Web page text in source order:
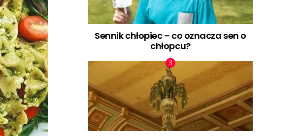
Sennik chłopiec – co oznacza sen o
chłopcu?